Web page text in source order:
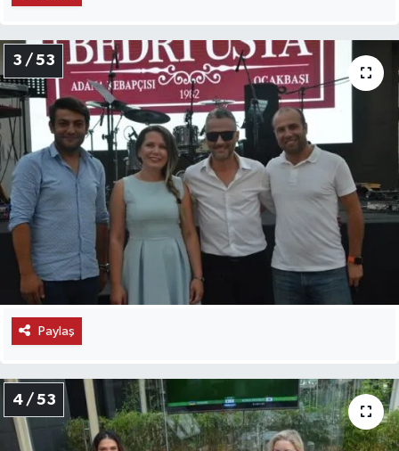
3 / 53
Paylaş
4 / 53